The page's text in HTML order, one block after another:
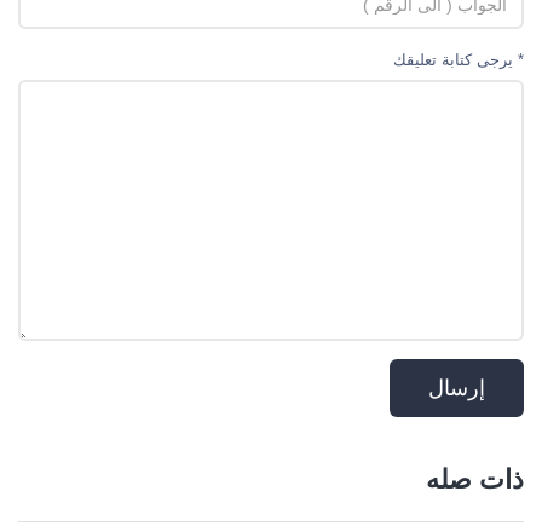
* يرجى كتابة تعليقك
ذات صله